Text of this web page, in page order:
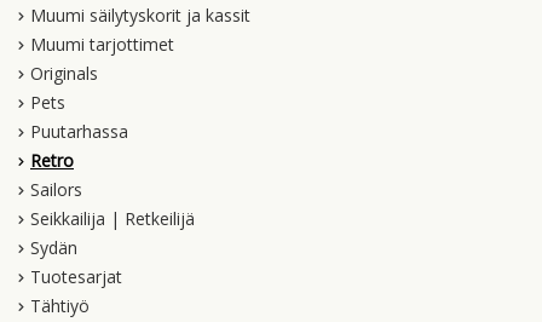
Muumi säilytyskorit ja kassit
Muumi tarjottimet
Originals
Pets
Puutarhassa
Retro
Sailors
Seikkailija | Retkeilijä
Sydän
Tuotesarjat
Tähtiyö